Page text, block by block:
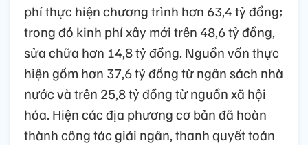
phí thực hiện chương trình hơn 63,4 tỷ đồng;
trong đó kinh phí xây mới trên 48,6 tỷ đồng,
sửa chữa hơn 14,8 tỷ đồng. Nguồn vốn thực
hiện gồm hơn 37,6 tỷ đồng từ ngân sách nhà
nước và trên 25,8 tỷ đồng từ nguồn xã hội
hóa. Hiện các địa phương cơ bản đã hoàn
thành công tác giải ngân, thanh quyết toán